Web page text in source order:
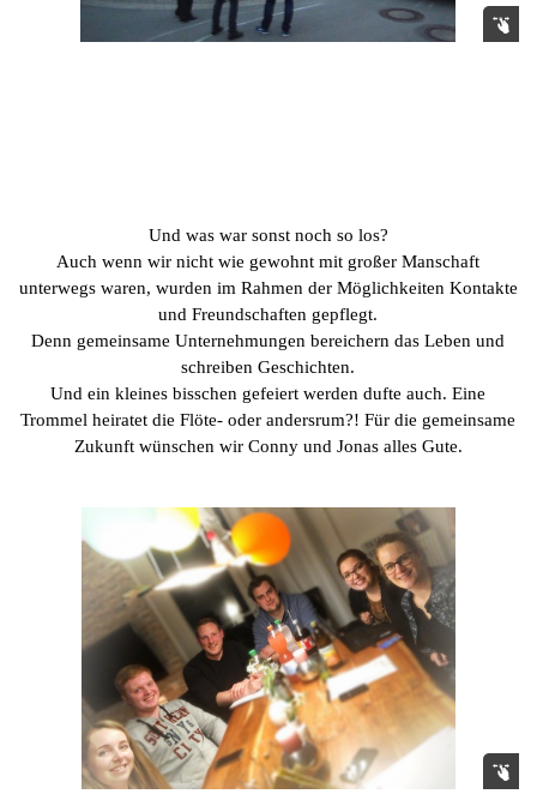
Und was war sonst noch so los?
Auch wenn wir nicht wie gewohnt mit großer Manschaft
unterwegs waren, wurden im Rahmen der Möglichkeiten Kontakte
und Freundschaften gepflegt.
Denn gemeinsame Unternehmungen bereichern das Leben und
schreiben Geschichten.
Und ein kleines bisschen gefeiert werden dufte auch. Eine
Trommel heiratet die Flöte- oder andersrum?! Für die gemeinsame
Zukunft wünschen wir Conny und Jonas alles Gute.